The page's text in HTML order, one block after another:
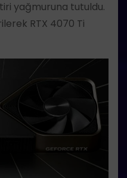
yağmuruna tutuldu.
RTX 4070 Ti